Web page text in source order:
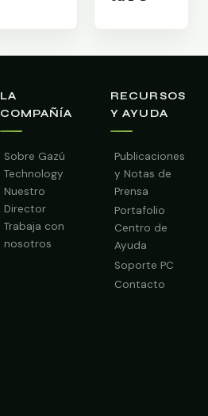
LA
COMPAÑÍA
Sobre Gazú
Technology
Nuestro
Director
Trabaja con
nosotros
RECURSOS
Y AYUDA
Publicaciones
y Notas de
Prensa
Portafolio
Centro de
Ayuda
Soporte PC
Contacto